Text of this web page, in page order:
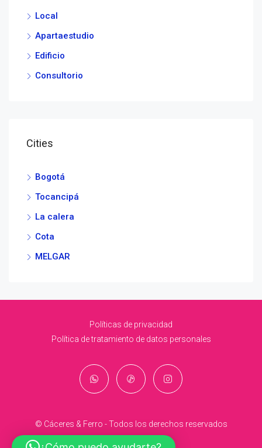
Local
Apartaestudio
Edificio
Consultorio
Cities
Bogotá
Tocancipá
La calera
Cota
MELGAR
Políticas de privacidad
Política de tratamiento de datos personales
© Cáceres & Ferro - Todos los derechos reservados